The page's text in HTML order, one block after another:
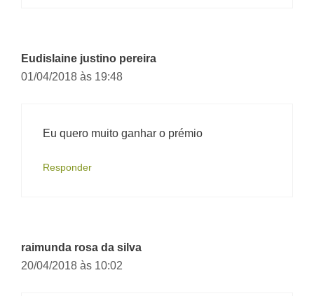
Eudislaine justino pereira
01/04/2018 às 19:48
Eu quero muito ganhar o prémio
Responder
raimunda rosa da silva
20/04/2018 às 10:02